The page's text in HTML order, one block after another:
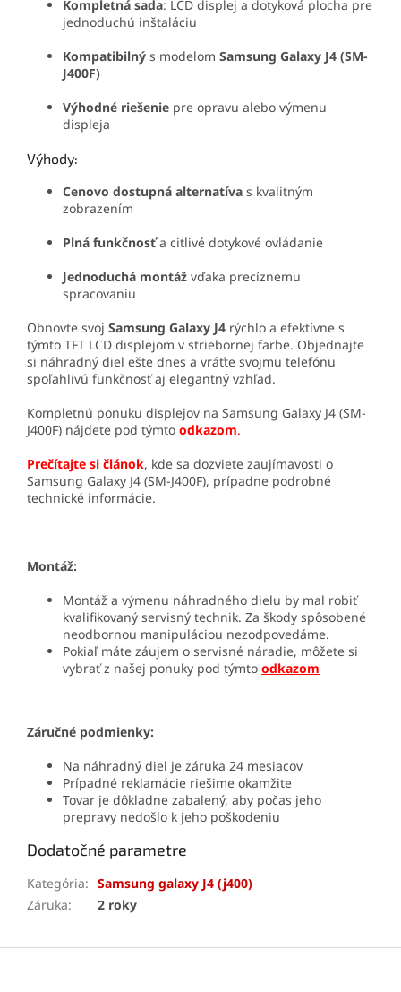
Kompletná sada: LCD displej a dotyková plocha pre
jednoduchú inštaláciu
Kompatibilný s modelom Samsung Galaxy J4 (SM-
J400F)
Výhodné riešenie pre opravu alebo výmenu
displeja
Výhody:
Cenovo dostupná alternatíva s kvalitným
zobrazením
Plná funkčnosťa citlivé dotykové ovládanie
Jednoduchá montáž vďaka precíznemu
spracovaniu
Obnovte svoj Samsung Galaxy J4 rýchlo a efektívne s
týmto TFT LCD displejom v striebornej farbe. Objednajte
si náhradný diel ešte dnes a vráťte svojmu telefónu
spoľahlivú funkčnosť aj elegantný vzhľad.
Kompletnú ponuku displejov na Samsung Galaxy J4 (SM-
J400F) nájdete pod týmto odkazom.
Prečítajte si článok, kde sa dozviete zaujímavosti o
Samsung Galaxy J4 (SM-J400F), prípadne podrobné
technické informácie.
Montáž:
Montáž a výmenu náhradného dielu by mal robiť
kvalifikovaný servisný technik. Za škody spôsobené
neodbornou manipuláciou nezodpovedáme.
Pokiaľ máte záujem o servisné náradie, môžete si
vybrať z našej ponuky pod týmto odkazom
Záručné podmienky:
Na náhradný diel je záruka 24 mesiacov
Prípadné reklamácie riešime okamžite
Tovar je dôkladne zabalený, aby počas jeho
prepravy nedošlo k jeho poškodeniu
Dodatočné parametre
Kategória: Samsung galaxy J4 (j400)
Záruka: 2 roky